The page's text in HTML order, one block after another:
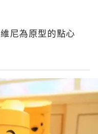
尼為原型的點心